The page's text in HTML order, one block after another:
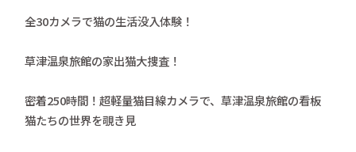
全30カメラで猫の生活没入体験！
草津温泉旅館の家出猫大捜査！
密着250時間！超軽量猫目線カメラで、草津温泉旅館の看板
猫たちの世界を覗き見